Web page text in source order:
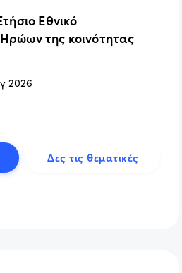
Εθνικό
της κοινότητας
2026
Δες τις θεματικές